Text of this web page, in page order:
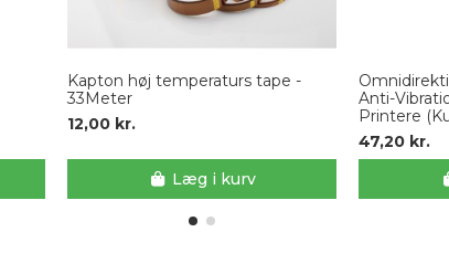
Kapton høj temperaturs tape -
33Meter
12,00 kr.
Læg i kurv
Anti-
Printere
47,20 kr.